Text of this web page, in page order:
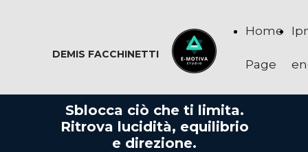
DEMIS FACCHINETTI
Home
Page
Sblocca ciò che ti limita.
Ritrova lucidità, equilibrio
e direzione.